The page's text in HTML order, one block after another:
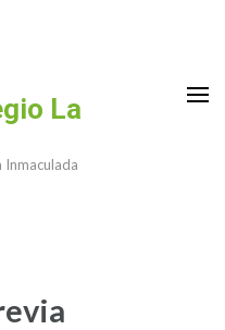
La
Inmaculada